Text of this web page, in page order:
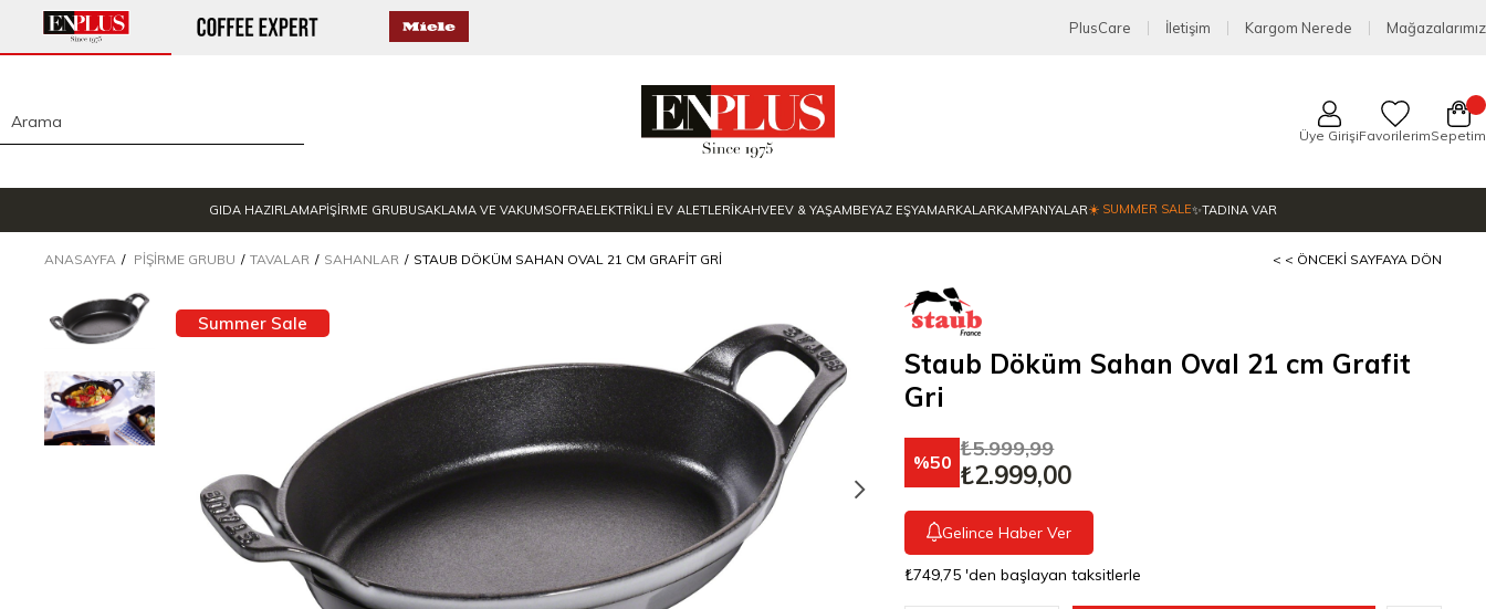
PlusCare İletişim Kargom Nerede Mağazalarımız
Üye GirişiFavorilerimSepetim
GIDA HAZIRLAMAPİŞİRME GRUBUSAKLAMA VE VAKUMSOFRAELEKTRİKLİ EV ALETLERİKAHVEEV & YAŞAMBEYAZ EŞYAMARKALARKAMPANYALAR☀️ SUMMER SALE✨TADINA VAR
ANASAYFA PIŞIRME GRUBU TAVALAR SAHANLAR STAUB DÖKÜM SAHAN OVAL 21 CM GRAFIT GRI < < ÖNCEKI SAYFAYA DÖN
Summer Sale
Staub Döküm Sahan Oval 21 cm Grafit
Gri
50
₺5.999,99
₺2.999,00
Gelince Haber Ver
₺749,75 'den başlayan taksitlerle